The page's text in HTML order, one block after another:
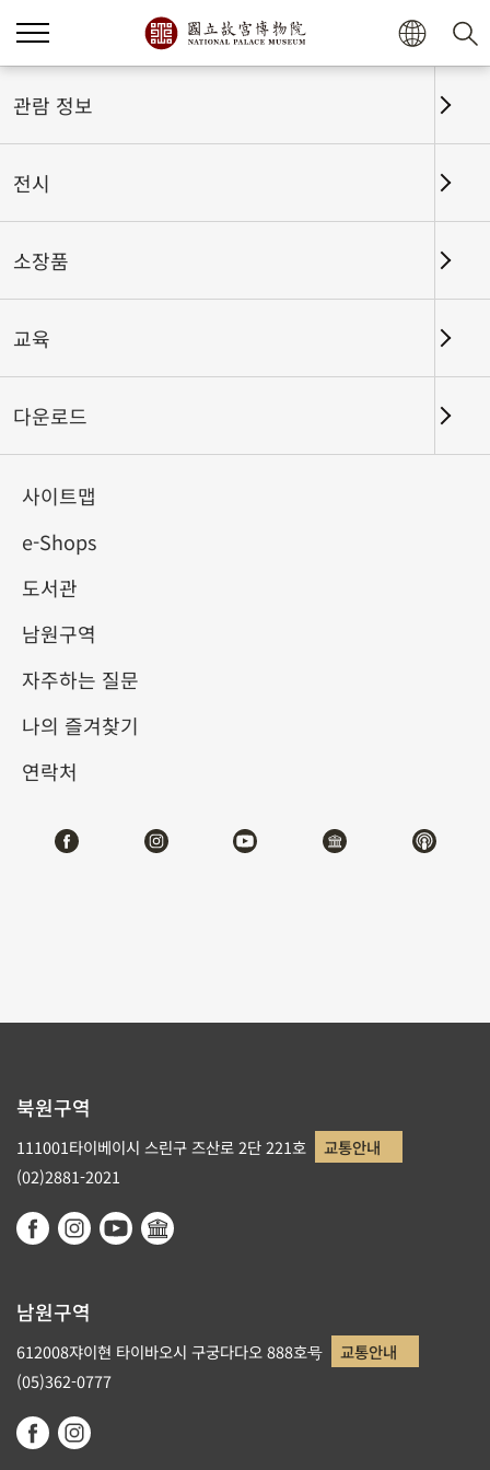
홈 관람 정보
테마관람노선
中文
아래의 테마관람노선은 관람객께서 직접 관람 노선을
계획하시는데 참고로 제공이 되는 것입니다.전시작업에
맞추어 전시실이나 전시품은 변동이 있을 수 있으며 현
재전시 정보를 기준으로 합니다.
명작순례I(약 60분)
명작순례II(약 100분)
보물찾기 (약 80분)
북원구역
111001타이베이시 스린구 즈산로 2단 221호
교통안내
(02)2881-2021
남원구역
612008쟈이현 타이바오시 구궁다다오 888호号
교통안내
(05)362-0777
관람 정보
전시
소장품
교육
다운로드
사이트맵
e-Shops
도서관
남원구역
자주하는 질문
나의 즐겨찾기
연락처